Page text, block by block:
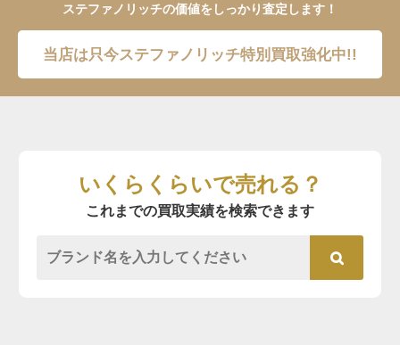
ステファノリッチの価値をしっかり査定します！
当店は只今ステファノリッチ特別買取強化中!!
いくらくらいで売れる？
これまでの買取実績を検索できます